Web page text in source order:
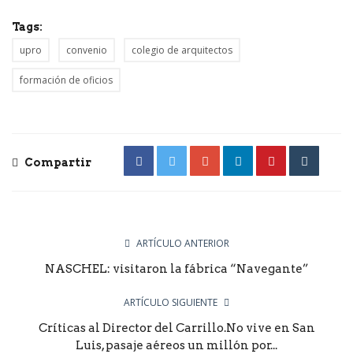
Tags:
upro convenio colegio de arquitectos
formación de oficios
Compartir
ARTÍCULO ANTERIOR
NASCHEL: visitaron la fábrica “Navegante”
ARTÍCULO SIGUIENTE
Críticas al Director del Carrillo.No vive en San
Luis, pasaje aéreos un millón por...